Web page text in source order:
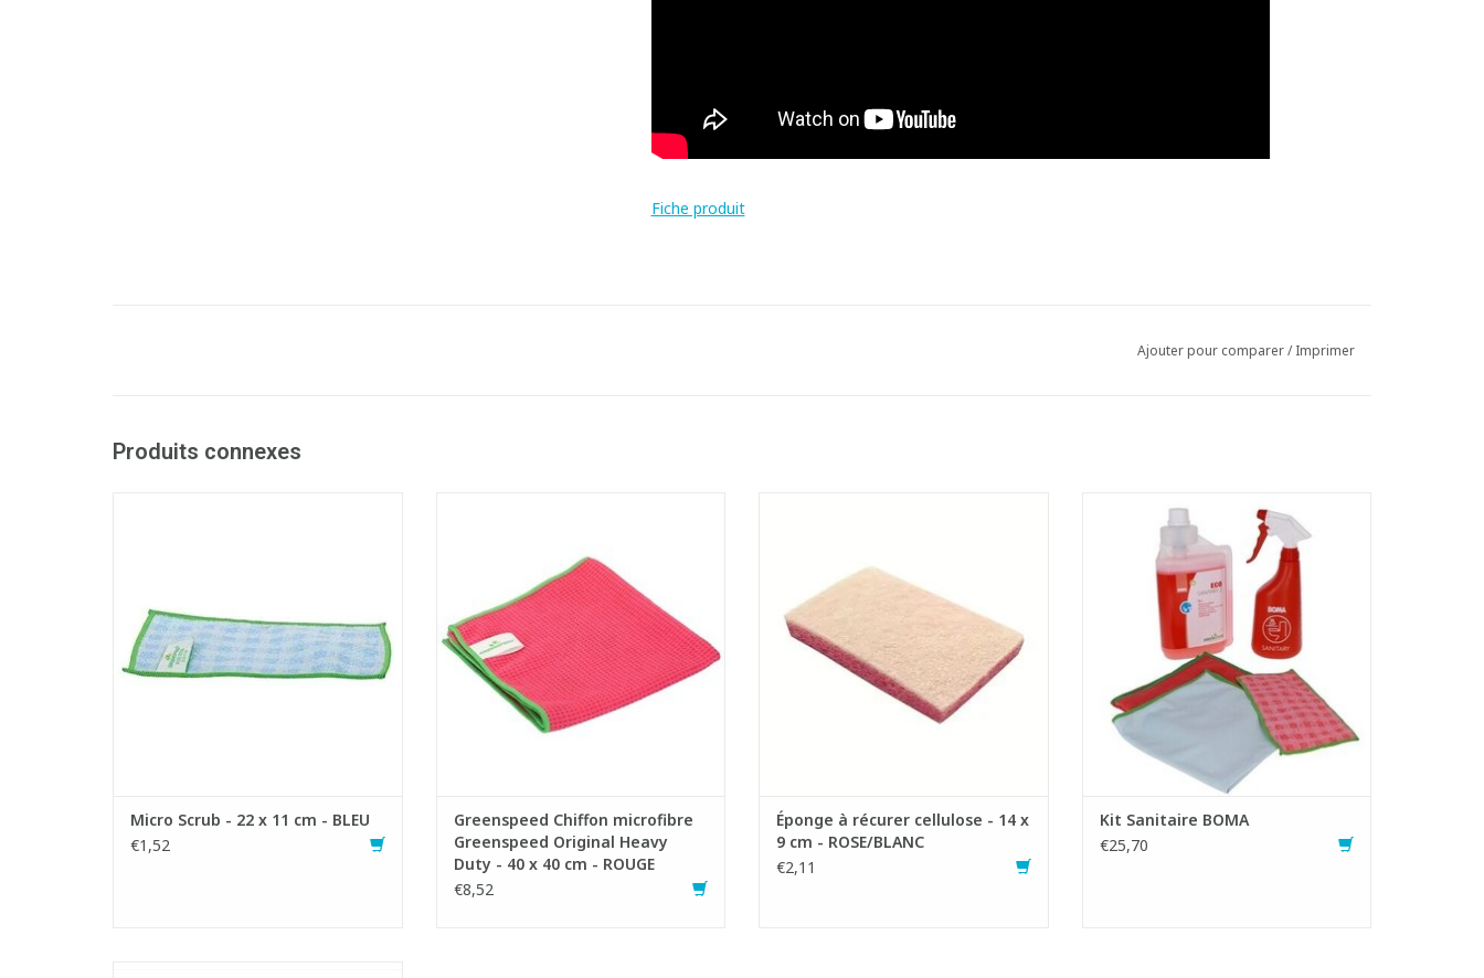
Fiche produit
Ajouter pour comparer/Imprimer
Produits connexes
de salissures organiques ou non-
organiques
- Alternative hygiénique au
Micro Scrub - 22 x 11 cm - BLEU
€1,52
- Grâce à sa structure unique, ce chiffon
est particulièrement adapté aux
salissures plus importantes dans les
cuisines, par exemple.
- Rapide et efficace
- Lav
AJOUTER AU PANIER
Greenspeed Chiffon microfibre
Greenspeed Original Heavy
Duty - 40 x 40 cm - ROUGE
€8,52
rayures
- La face en viscose (cellulose) très
absorbante sèche tout sans traces
AJOUTER AU PANIER
Éponge à récurer cellulose - 14 x
9 cm - ROSE/BLANC
€2,11
journalier et périodique des sanitaires
- Nettoyant sanitaire écologique, doux et
acide pour éliminer les salissures et les
résidus de calcaire
- Lavette microfibres Element qualitative
avec un pouvoir de nettoyage et
AJOUTER AU PANIER
Kit Sanitaire BOMA
€25,70